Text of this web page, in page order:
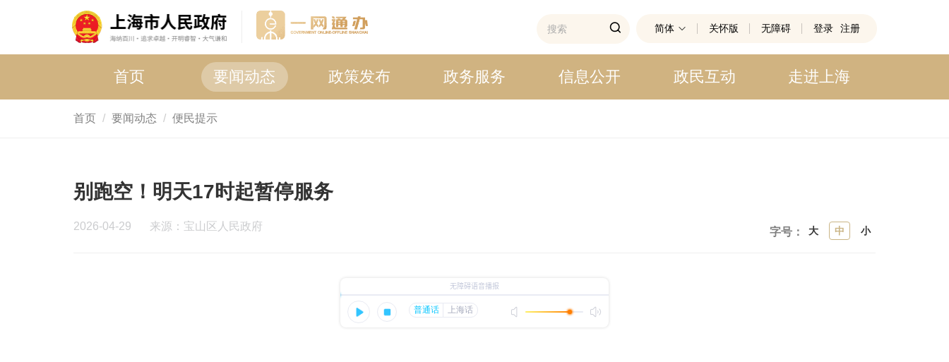
简体 关怀版 无障碍 登录 注册
首页 要闻动态 政策发布 政务服务 信息公开 政民互动 走进上海
首页 要闻动态 便民提示
别跑空！明天17时起暂停服务
2026-04-29 来源：宝山区人民政府 字号： 大 中 小